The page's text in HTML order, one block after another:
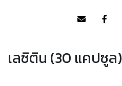
เลซิติน (30 แคปซูล)